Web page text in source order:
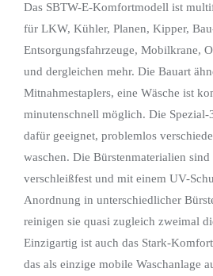
Das SBTW-E-Komfortmodell ist
für LKW, Kühler, Planen, Kipper,
Entsorgungsfahrzeuge, Mobilkrane,
und dergleichen mehr. Die Bauart
Mitnahmestaplers, eine Wäsche ist
minutenschnell möglich. Die Spezial-
dafür geeignet, problemlos
waschen. Die Bürstenmaterialien
verschleißfest und mit einem UV-
Anordnung in unterschiedlicher
reinigen sie quasi zugleich zweimal
Einzigartig ist auch das Stark-
das als einzige mobile Waschanlage